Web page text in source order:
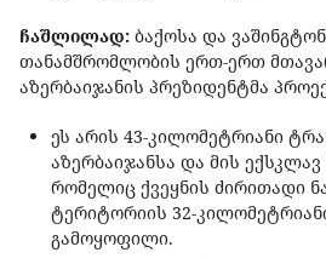
ჩაშლილად: ბაქოსა და
თანამშრომლობის ერთ-ერთ
აზერბაიჯანის პრეზიდენტმა
ეს არის 43-კილომეტრიანი
აზერბაიჯანსა და მის ექსკლავ
რომელიც ქვეყნის ძირითადი
ტერიტორიის 32-
გამოყოფილი.